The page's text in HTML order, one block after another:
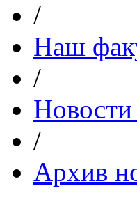
/
Наш
/
Новости
/
Архив